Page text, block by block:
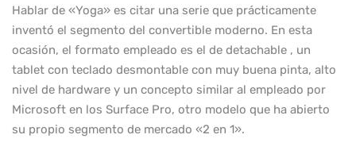
Hablar de «Yoga» es citar una serie que prácticamente
inventó el segmento del convertible moderno. En esta
ocasión, el formato empleado es el de detachable , un
tablet con teclado desmontable con muy buena pinta, alto
nivel de hardware y un concepto similar al empleado por
Microsoft en los Surface Pro, otro modelo que ha abierto
su propio segmento de mercado «2 en 1».